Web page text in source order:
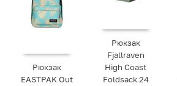
Рюкзак
EASTPAK Out
Рюкзак
Fjallraven
High Coast
Foldsack 24